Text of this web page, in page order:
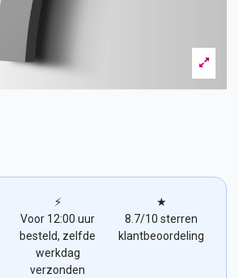
⚡
Voor 12:00 uur
besteld, zelfde
werkdag
verzonden
★
8.7/10 sterren
klantbeoordeling